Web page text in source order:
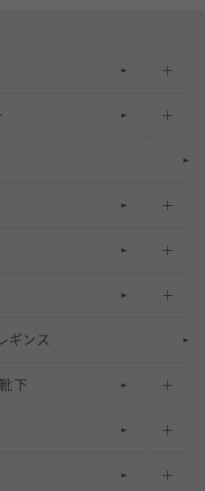
下
ックス
くるぶし上）
下）
クス
ス（深め）
ス（ふつう）
ス（浅め）
薄手タイツ）
レ ギンス
下
・靴下